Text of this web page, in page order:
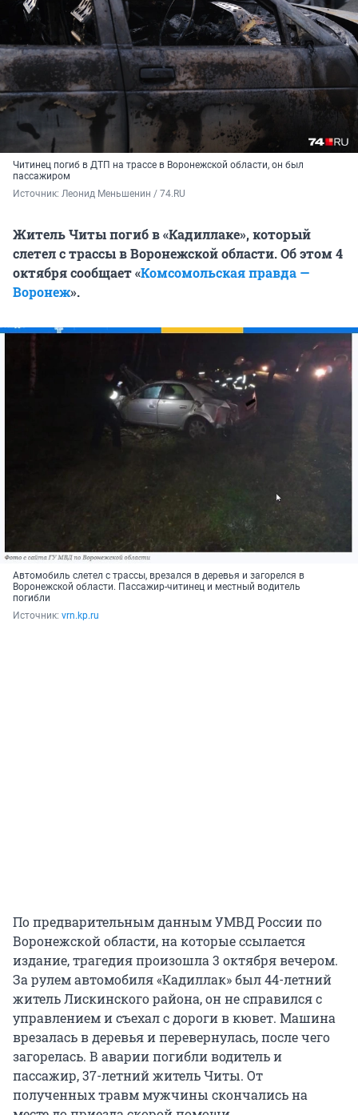
Читинец погиб в ДТП на трассе в Воронежской области, он был
пассажиром
Источник: Леонид Меньшенин / 74.RU
Житель Читы погиб в «Кадиллаке», который
слетел с трассы в Воронежской области. Об этом 4
октября сообщает «Комсомольская правда —
Воронеж».
Автомобиль слетел с трассы, врезался в деревья и загорелся в
Воронежской области. Пассажир-читинец и местный водитель
погибли
Источник: vrn.kp.ru
По предварительным данным УМВД России по
Воронежской области, на которые ссылается
издание, трагедия произошла 3 октября вечером.
За рулем автомобиля «Кадиллак» был 44-летний
житель Лискинского района, он не справился с
управлением и съехал с дороги в кювет. Машина
врезалась в деревья и перевернулась, после чего
загорелась. В аварии погибли водитель и
пассажир, 37-летний житель Читы. От
полученных травм мужчины скончались на